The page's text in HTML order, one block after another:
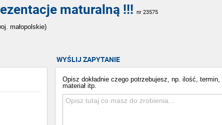
maturalną !!! nr 23575
małopolskie)
WYŚLIJ ZAPYTANIE
Opisz dokładnie czego potrzebujesz, np. ilość, termin,
materiał itp.